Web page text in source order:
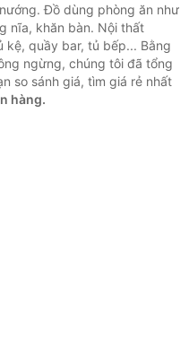
Đồ dùng phòng ăn như
nĩa, khăn bàn. Nội thất
kệ, quầy bar, tủ bếp... Bằng
ngừng, chúng tôi đã tổng
so sánh giá, tìm giá rẻ nhất
hàng.